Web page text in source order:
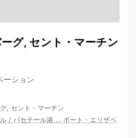
グ, セント・マーチン
ーション
, セント・マーチン
/ バセテール港 … ポート・エリザベ